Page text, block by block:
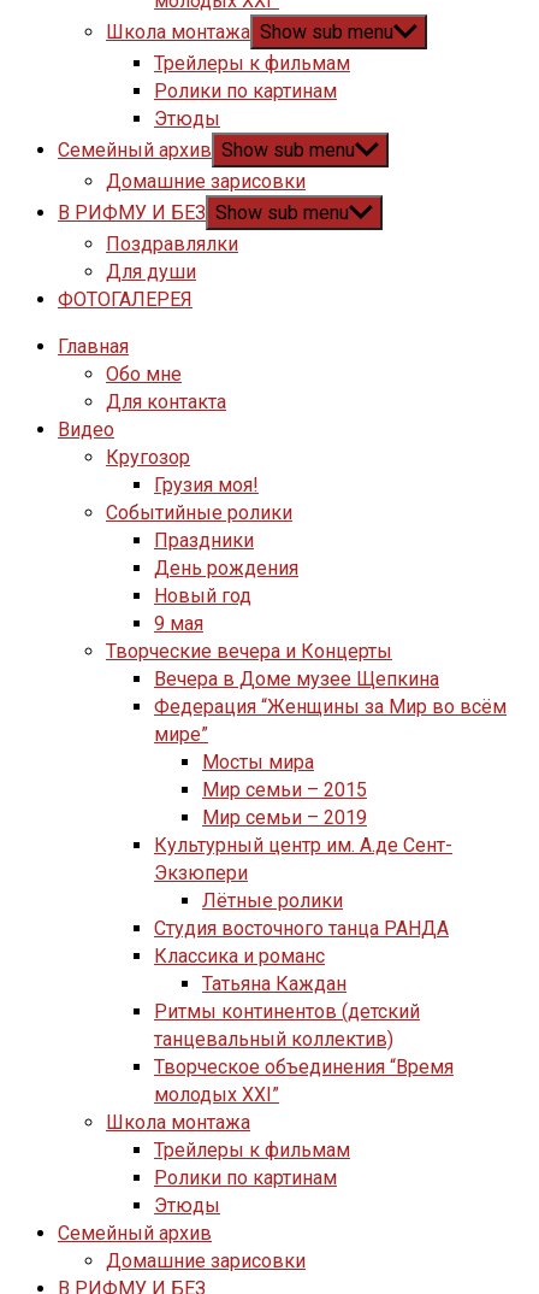
Школа монтажа Show sub menu
Трейлеры к фильмам
Ролики по картинам
Этюды
Семейный архив Show sub menu
Домашние зарисовки
В РИФМУ И БЕЗ Show sub menu
Поздравлялки
Для души
ФОТОГАЛЕРЕЯ
Главная
Обо мне
Для контакта
Видео
Кругозор
Грузия моя!
Событийные ролики
Праздники
День рождения
Новый год
9 мая
Творческие вечера и Концерты
Вечера в Доме музее Щепкина
Федерация “Женщины за Мир во всём
мире”
Мосты мира
Мир семьи – 2015
Мир семьи – 2019
Культурный центр им. А.де Сент-
Экзюпери
Лётные ролики
Студия восточного танца РАНДА
Классика и романс
Татьяна Каждан
Ритмы континентов (детский
танцевальный коллектив)
Творческое объединения “Время
молодых XXI”
Школа монтажа
Трейлеры к фильмам
Ролики по картинам
Этюды
Семейный архив
Домашние зарисовки
В РИФМУ И БЕЗ